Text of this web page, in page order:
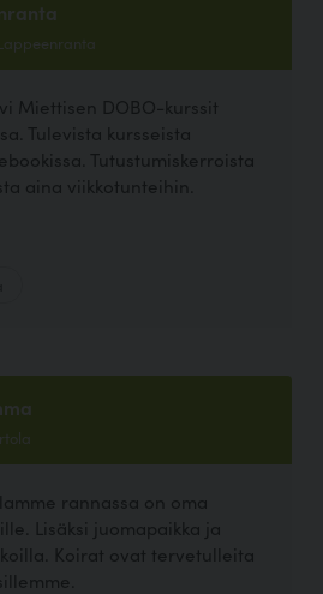
Miettisen DOBO-kurssit
Tulevista kursseista
Tutustumiskerroista
aina viikkotunteihin.
rannassa on oma
Lisäksi juomapaikka ja
Koirat ovat tervetulleita